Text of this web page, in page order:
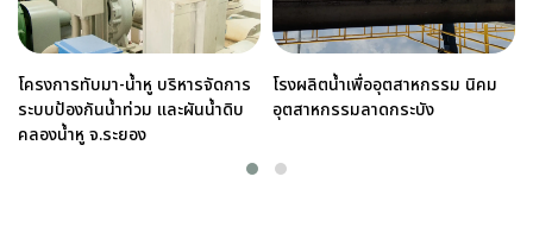
โครงการทับมา-น้ำหู บริหารจัดการ
ระบบป้องกันน้ำท่วม และผันน้ำดิบ
คลองน้ำหู จ.ระยอง
โรงผลิตน้ำเพื่ออุตสาหกรรม นิคม
อุตสาหกรรมลาดกระบัง